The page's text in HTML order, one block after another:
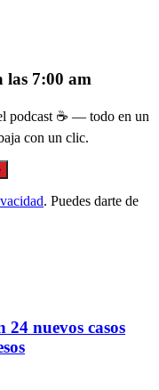
las 7:00 am
podcast ☕ — todo en un
con un clic.
. Puedes darte de
nuevos casos